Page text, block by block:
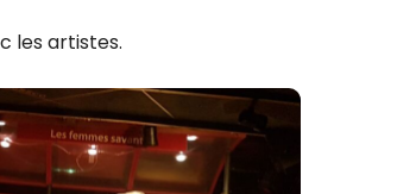
les artistes.